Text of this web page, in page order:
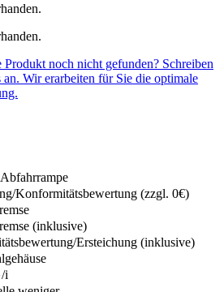
Produkt noch nicht gefunden? Schreiben
an. Wir erarbeiten für Sie die optimale
Konformitätsbewertung (zzgl. 0€)
(inklusive)
Ersteichung (inklusive)
i